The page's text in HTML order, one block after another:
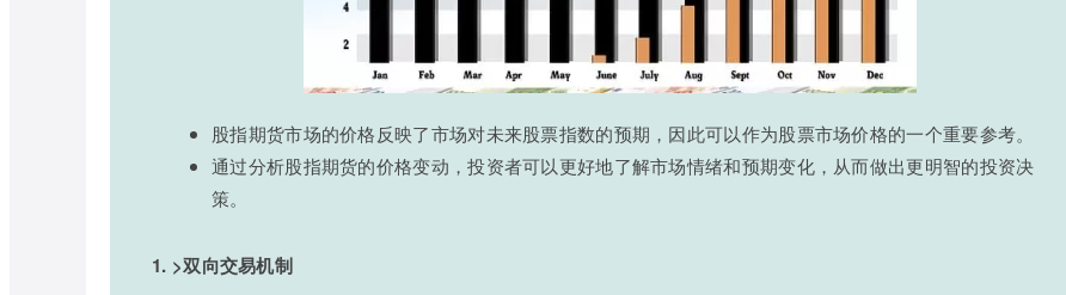
股指期货市场的价格反映了市场对未来股票指数的预期，因此可以作为股票市场价格的一个重要参考。
通过分析股指期货的价格变动，投资者可以更好地了解市场情绪和预期变化，从而做出更明智的投资决
策。
1. >双向交易机制